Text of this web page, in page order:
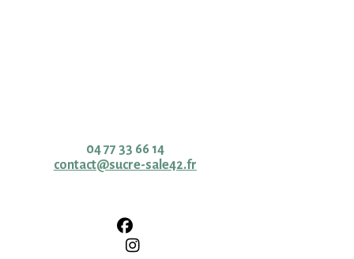
04 77 33 66 14
contact@sucre-sale42.fr